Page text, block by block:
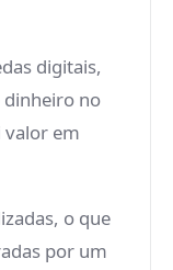
digitais,
dinheiro no
em
o que
por um